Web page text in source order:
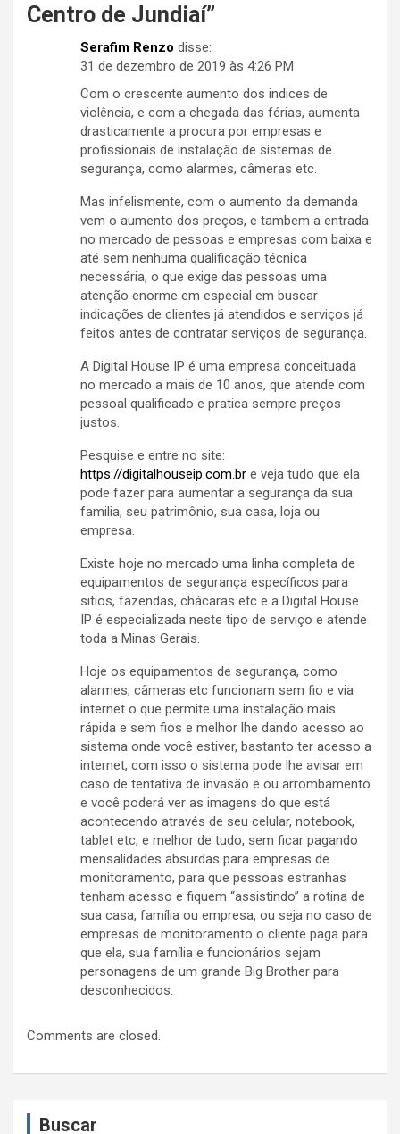
Centro de Jundiaí”
Serafim Renzo disse:
31 de dezembro de 2019 às 4:26 PM
Com o crescente aumento dos indices de
violência, e com a chegada das férias, aumenta
drasticamente a procura por empresas e
profissionais de instalação de sistemas de
segurança, como alarmes, câmeras etc.
Mas infelismente, com o aumento da demanda
vem o aumento dos preços, e tambem a entrada
no mercado de pessoas e empresas com baixa e
até sem nenhuma qualificação técnica
necessária, o que exige das pessoas uma
atenção enorme em especial em buscar
indicações de clientes já atendidos e serviços já
feitos antes de contratar serviços de segurança.
A Digital House IP é uma empresa conceituada
no mercado a mais de 10 anos, que atende com
pessoal qualificado e pratica sempre preços
justos.
Pesquise e entre no site:
https://digitalhouseip.com.br e veja tudo que ela
pode fazer para aumentar a segurança da sua
familia, seu patrimônio, sua casa, loja ou
empresa.
Existe hoje no mercado uma linha completa de
equipamentos de segurança específicos para
sitios, fazendas, chácaras etc e a Digital House
IP é especializada neste tipo de serviço e atende
toda a Minas Gerais.
Hoje os equipamentos de segurança, como
alarmes, câmeras etc funcionam sem fio e via
internet o que permite uma instalação mais
rápida e sem fios e melhor lhe dando acesso ao
sistema onde você estiver, bastanto ter acesso a
internet, com isso o sistema pode lhe avisar em
caso de tentativa de invasão e ou arrombamento
e você poderá ver as imagens do que está
acontecendo através de seu celular, notebook,
tablet etc, e melhor de tudo, sem ficar pagando
mensalidades absurdas para empresas de
monitoramento, para que pessoas estranhas
tenham acesso e fiquem “assistindo” a rotina de
sua casa, família ou empresa, ou seja no caso de
empresas de monitoramento o cliente paga para
que ela, sua família e funcionários sejam
personagens de um grande Big Brother para
desconhecidos.
Comments are closed.
Buscar